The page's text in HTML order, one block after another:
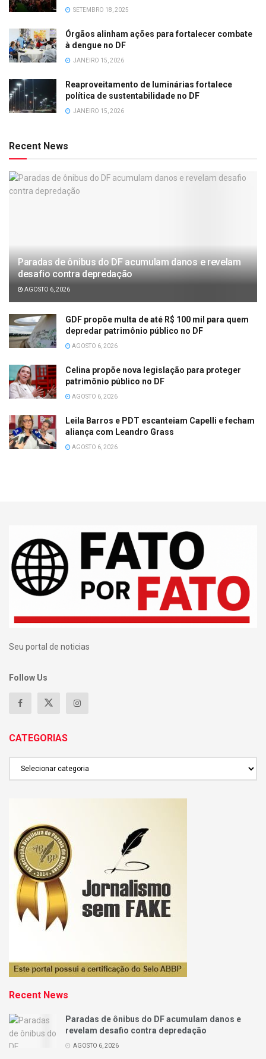
SETEMBRO 18, 2025
Órgãos alinham ações para fortalecer combate
à dengue no DF
JANEIRO 15, 2026
Reaproveitamento de luminárias fortalece
política de sustentabilidade no DF
JANEIRO 15, 2026
Recent News
Paradas de ônibus do DF acumulam danos e revelam
desafio contra depredação
AGOSTO 6, 2026
GDF propõe multa de até R$ 100 mil para quem
depredar patrimônio público no DF
AGOSTO 6, 2026
Celina propõe nova legislação para proteger
patrimônio público no DF
AGOSTO 6, 2026
Leila Barros e PDT escanteiam Capelli e fecham
aliança com Leandro Grass
AGOSTO 6, 2026
Seu portal de noticias
Follow Us
CATEGORIAS
Recent News
Paradas de ônibus do DF acumulam danos e
revelam desafio contra depredação
AGOSTO 6, 2026